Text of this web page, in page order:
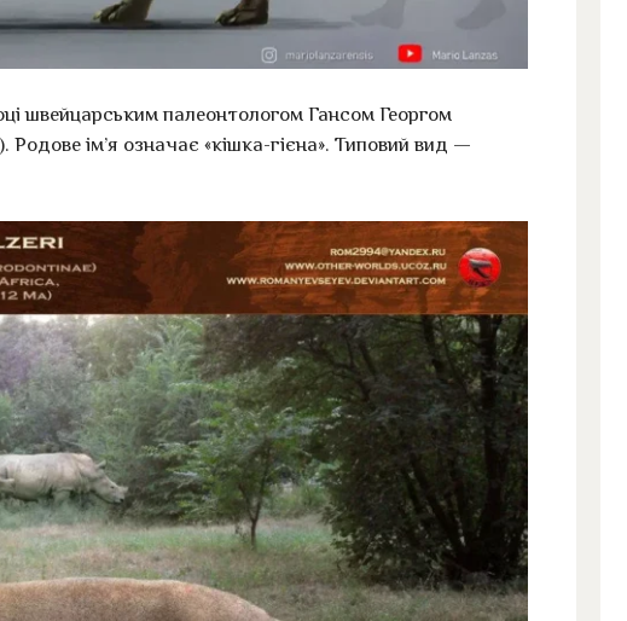
швейцарським палеонтологом Гансом Георгом
ім’я означає «кішка-гієна». Типовий вид —